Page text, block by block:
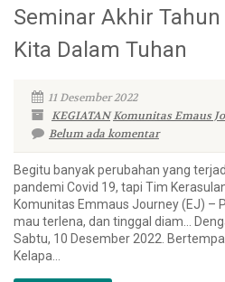
Seminar Akhir
Kita Dalam Tuhan
11 Desember 2022
KEGIATANKomunitas Emaus
Belum ada komentar
Begitu banyak perubahan yang
pandemi Covid 19, tapi Tim
Komunitas Emmaus Journey (EJ) –
mau terlena, dan tinggal diam…
Sabtu, 10 Desember 2022.
Kelapa...